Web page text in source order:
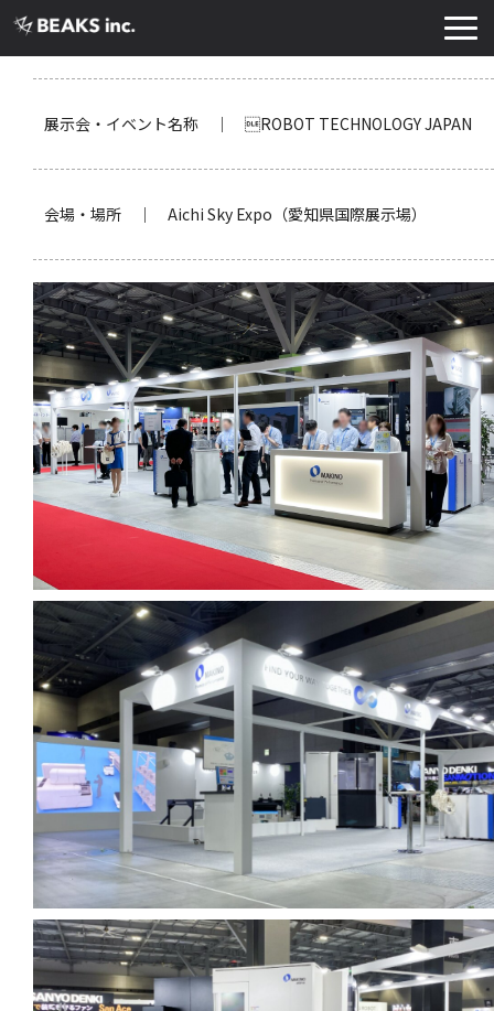
TOP
サービス
お役立ち資料
展示会・イベント名称 ｜ ROBOT TECHNOLOGY JAPAN
会場・場所 ｜ Aichi Sky Expo（愛知県国際展示場）